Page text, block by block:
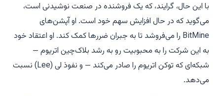
با این حال، گرایند، که یک فروشنده در صنعت نوشیدنی است،
می‌گوید که در حال افزایش سهم خود است. او آپشن‌های
BitMine را می‌فروشد تا به جبران ضررها کمک کند. او اعتقاد خود
به این شرکت را به محبوبیت رو به رشد بلاک‌چین اتریوم —
شبکه‌ای که توکن اتریوم را صادر می‌کند — و نفوذ لی (Lee) نسبت
می‌دهد.